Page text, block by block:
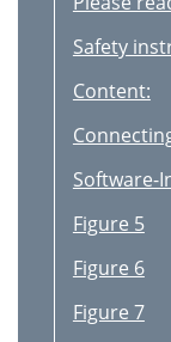
Safety
Content:
Software-
Figure 5
Figure 6
Figure 7